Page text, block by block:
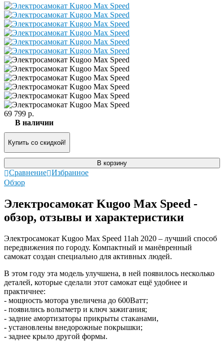
69 799 р.
В наличии
Купить со скидкой!
В корзину
Сравнение Избранное
Обзор
Электросамокат Kugoo Max Speed -
обзор, отзывы и характеристики
Электросамокат Kugoo Max Speed 11ah 2020 – лучший способ
передвижения по городу. Компактный и манёвренный
самокат создан специально для активных людей.
В этом году эта модель улучшена, в ней появилось несколько
деталей, которые сделали этот самокат ещё удобнее и
практичнее:
- мощность мотора увеличена до 600Ватт;
- появились вольтметр и ключ зажигания;
- задние амортизаторы прикрыты стаканами,
- установлены внедорожные покрышки;
- заднее крыло другой формы.